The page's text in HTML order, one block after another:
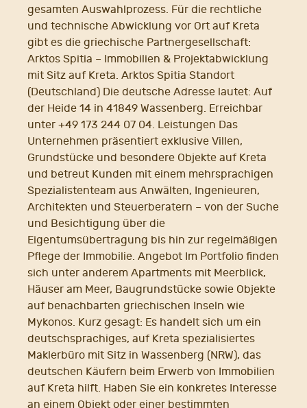
gesamten Auswahlprozess. Für die rechtliche
und technische Abwicklung vor Ort auf Kreta
gibt es die griechische Partnergesellschaft:
Arktos Spitia – Immobilien & Projektabwicklung
mit Sitz auf Kreta. Arktos Spitia Standort
(Deutschland) Die deutsche Adresse lautet: Auf
der Heide 14 in 41849 Wassenberg. Erreichbar
unter +49 173 244 07 04. Leistungen Das
Unternehmen präsentiert exklusive Villen,
Grundstücke und besondere Objekte auf Kreta
und betreut Kunden mit einem mehrsprachigen
Spezialistenteam aus Anwälten, Ingenieuren,
Architekten und Steuerberatern – von der Suche
und Besichtigung über die
Eigentumsübertragung bis hin zur regelmäßigen
Pflege der Immobilie. Angebot Im Portfolio finden
sich unter anderem Apartments mit Meerblick,
Häuser am Meer, Baugrundstücke sowie Objekte
auf benachbarten griechischen Inseln wie
Mykonos. Kurz gesagt: Es handelt sich um ein
deutschsprachiges, auf Kreta spezialisiertes
Maklerbüro mit Sitz in Wassenberg (NRW), das
deutschen Käufern beim Erwerb von Immobilien
auf Kreta hilft. Haben Sie ein konkretes Interesse
an einem Objekt oder einer bestimmten